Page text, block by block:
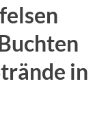
in